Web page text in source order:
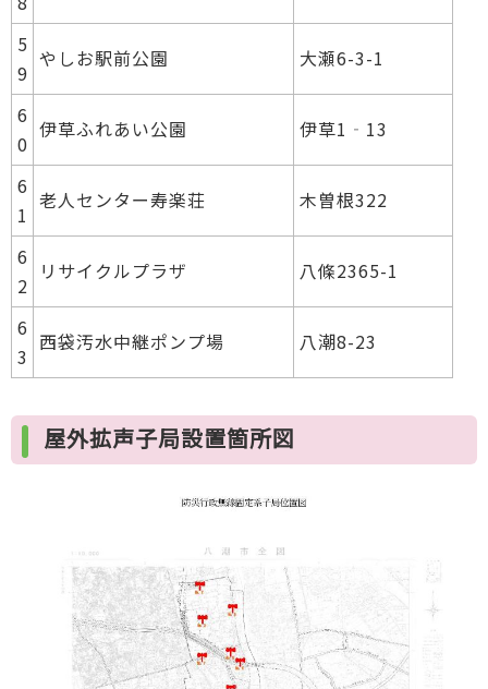
5
9
やしお駅前公園 大瀬6-3-1
6
0
伊草ふれあい公園 伊草1‐13
6
1
老人センター寿楽荘 木曽根322
6
2
リサイクルプラザ 八條2365-1
6
3
西袋汚水中継ポンプ場 八潮8-23
屋外拡声子局設置箇所図